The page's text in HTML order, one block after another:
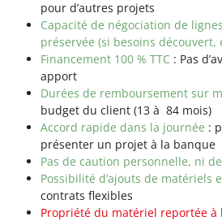
pour d’autres projets
Capacité de négociation de
préservée (si besoins découvert,
Financement 100 % TTC : Pas
apport
Durées de remboursement sur
budget du client (13 à 84 mois)
Accord rapide dans la journée :
présenter un projet à la banque
Pas de caution personnelle, ni
Possibilité d’ajouts de matériels
contrats flexibles
Propriété du matériel reportée